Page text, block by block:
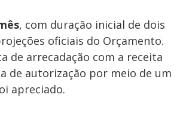
, com duração inicial de dois
oficiais do Orçamento.
de arrecadação com a receita
de autorização por meio de um
apreciado.